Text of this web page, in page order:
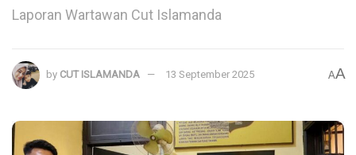
Laporan Wartawan Cut Islamanda
by CUT ISLAMANDA 13 September 2025 AA